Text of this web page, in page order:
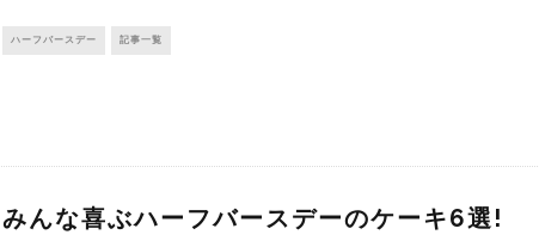
ハーフバースデー 記事一覧
みんな喜ぶハーフバースデーのケーキ6選!